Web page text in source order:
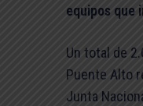
equipos que
Un total de
Puente Alto
Junta